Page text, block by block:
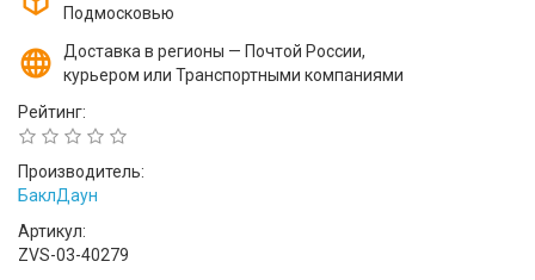
Подмосковью
Доставка в регионы — Почтой России,
курьером или Транспортными компаниями
Рейтинг:
Производитель:
БаклДаун
Артикул:
ZVS-03-40279